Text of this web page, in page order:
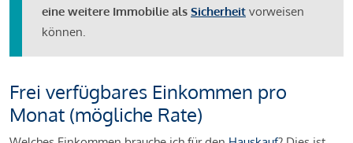
eine weitere Immobilie als Sicherheit vorweisen
können.
Frei verfügbares Einkommen pro
Monat (mögliche Rate)